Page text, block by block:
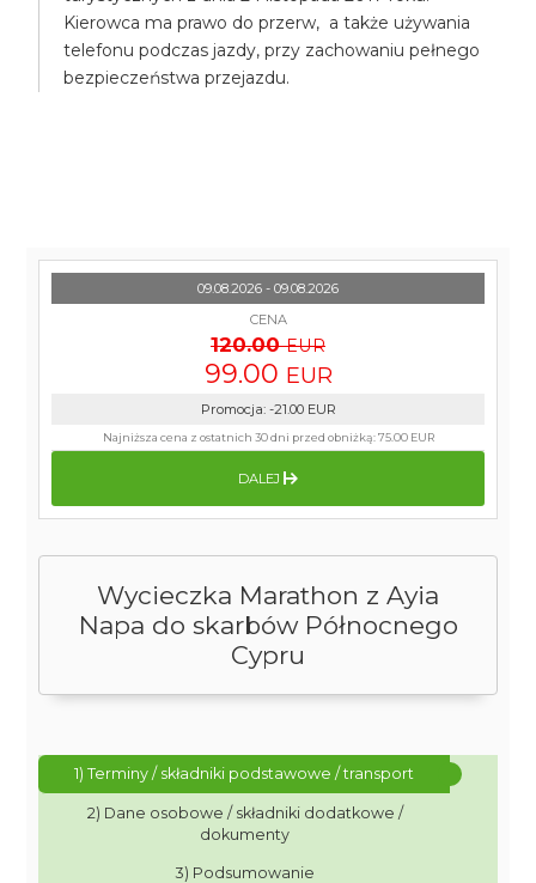
Kierowca ma prawo do przerw, a także używania
telefonu podczas jazdy, przy zachowaniu pełnego
bezpieczeństwa przejazdu.
Wycieczka Marathon z Ayia
Napa do skarbów Północnego
Cypru
1) Terminy / składniki podstawowe / transport
2) Dane osobowe / składniki dodatkowe /
dokumenty
3) Podsumowanie
09.08.2026 - 09.08.2026
CENA
120.00 EUR
99.00 EUR
Promocja: -21.00 EUR
Najniższa cena z ostatnich 30 dni przed obniżką:75.00 EUR
DALEJ